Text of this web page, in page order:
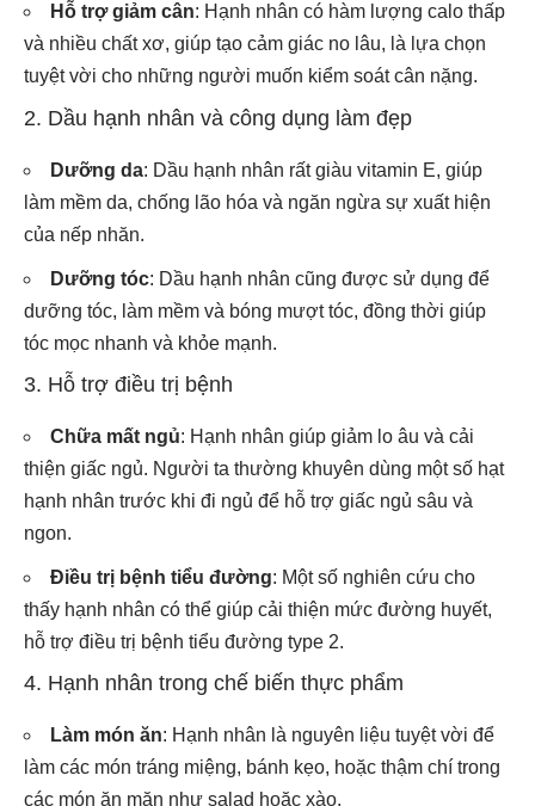
Hỗ trợ giảm cân: Hạnh nhân có hàm lượng calo thấp
và nhiều chất xơ, giúp tạo cảm giác no lâu, là lựa chọn
tuyệt vời cho những người muốn kiểm soát cân nặng.
2. Dầu hạnh nhân và công dụng làm đẹp
Dưỡng da: Dầu hạnh nhân rất giàu vitamin E, giúp
làm mềm da, chống lão hóa và ngăn ngừa sự xuất hiện
của nếp nhăn.
Dưỡng tóc: Dầu hạnh nhân cũng được sử dụng để
dưỡng tóc, làm mềm và bóng mượt tóc, đồng thời giúp
tóc mọc nhanh và khỏe mạnh.
3. Hỗ trợ điều trị bệnh
Chữa mất ngủ: Hạnh nhân giúp giảm lo âu và cải
thiện giấc ngủ. Người ta thường khuyên dùng một số hạt
hạnh nhân trước khi đi ngủ để hỗ trợ giấc ngủ sâu và
ngon.
Điều trị bệnh tiểu đường: Một số nghiên cứu cho
thấy hạnh nhân có thể giúp cải thiện mức đường huyết,
hỗ trợ điều trị bệnh tiểu đường type 2.
4. Hạnh nhân trong chế biến thực phẩm
Làm món ăn: Hạnh nhân là nguyên liệu tuyệt vời để
làm các món tráng miệng, bánh kẹo, hoặc thậm chí trong
các món ăn mặn như salad hoặc xào.